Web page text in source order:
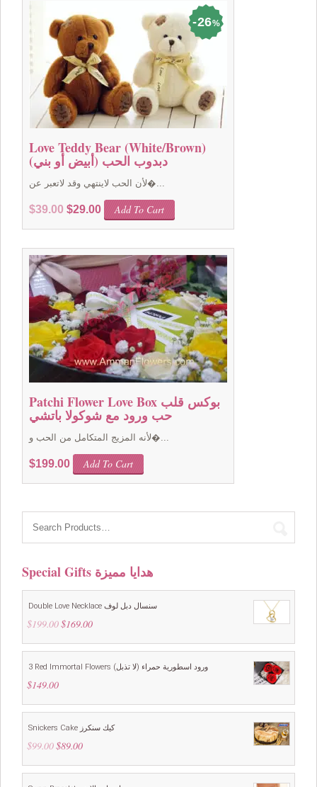
26%
Love Teddy Bear (White/Brown)
(دبدوب الحب (أبيض أو بني
لأن الحب لاينتهي وقد لاتعبر عن�...
$39.00 Original
$39.00.
$29.00Current
price
$29.00.
Add To Cart
Patchi Flower Love Box بوكس قلب
حب ورود مع شوكولا باتشي
لأنه المزيج المتكامل من الحب و�...
$199.00 Add To Cart
Special Gifts هدايا مميزة
Double Love Necklace سنسال دبل لوف
$199.00 Original
was:
$169.00Current
is:
3 Red Immortal Flowers ورود اسطورية حمراء (لا تذبل)
$149.00
Snickers Cake كيك سنكرز
$99.00 Original
was:
$89.00Current
is: